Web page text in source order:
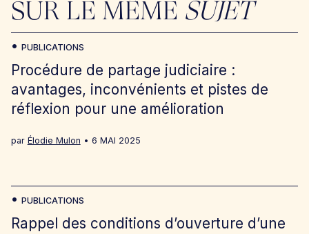
SUR LE MÊME SUJET
Procédure de partage judiciaire :
avantages, inconvénients et pistes de
réflexion pour une amélioration
par Élodie Mulon 6 MAI 2025
PUBLICATIONS
Rappel des conditions d’ouverture d’une
PUBLICATIONS